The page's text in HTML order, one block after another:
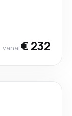
vanaf€ 232